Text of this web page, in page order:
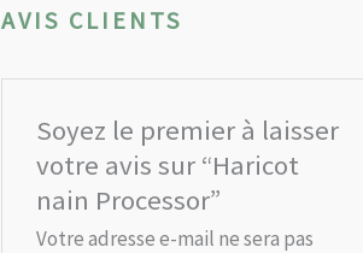
AVIS CLIENTS
Soyez le premier à laisser
votre avis sur “Haricot
nain Processor”
Votre adresse e-mail ne sera pas